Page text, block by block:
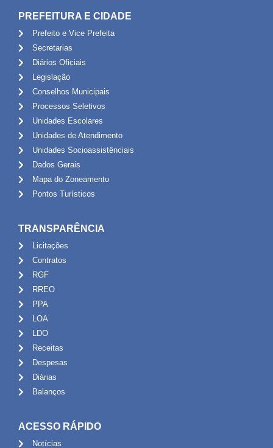
PREFEITURA E CIDADE
Prefeito e Vice Prefeita
Secretarias
Diários Oficiais
Legislação
Conselhos Municipais
Processos Seletivos
Unidades Escolares
Unidades de Atendimento
Unidades Socioassistênciais
Dados Gerais
Mapa do Zoneamento
Pontos Turísticos
TRANSPARÊNCIA
Licitações
Contratos
RGF
RREO
PPA
LOA
LDO
Receitas
Despesas
Diárias
Balanços
ACESSO RÁPIDO
Notícias